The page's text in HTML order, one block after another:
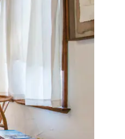
durch Berühren oder